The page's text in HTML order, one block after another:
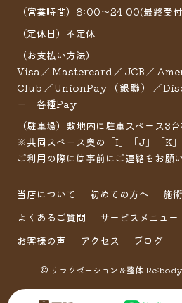
（営業時間）8:00～24:00(最終受
（定休日）不定休
（お支払い方法）
Visa／Mastercard／JCB／
Club／UnionPay（銀聯）／
ー 各種Pay
（駐車場）敷地内に駐車スペース3台
※共同スペース奥の「I」「J」「K」
ご利用の際には事前にご連絡をお願
当店について 初めての方へ
施
よくあるご質問
サービスメニュー
お客様の声
アクセス ブログ
© リラクゼーション＆整体